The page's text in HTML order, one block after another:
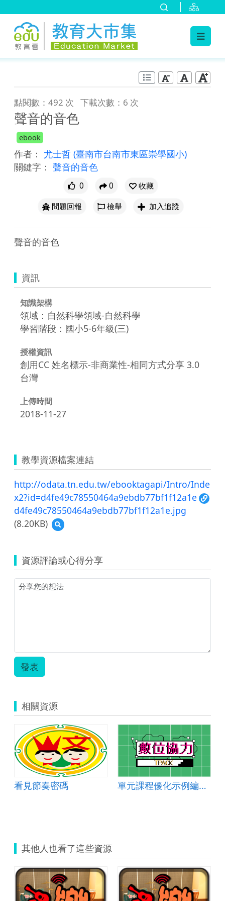
點閱數：492 次 下載次數：6 次
聲音的音色
ebook
作者： 尤士哲 (臺南市台南市東區崇學國小)
關鍵字： 聲音的音色
0 0
收藏
問題回報
檢舉 加入追蹤
資訊
知識架構
領域：自然科學領域-自然科學
學習階段：國小5-6年級(三)
授權資訊
創用CC 姓名標示-非商業性-相同方式分享 3.0
台灣
上傳時間
2018-11-27
教學資源檔案連結
http://odata.tn.edu.tw/ebooktagapi/Intro/Inde
x2?id=d4fe49c78550464a9ebdb77bf1f12a1e
d4fe49c78550464a9ebdb77bf1f12a1e.jpg
(8.20KB)
預
覽
資源評論或心得分享
發表
相關資源
看見節奏密碼 單元課程優化示例編號：國小音樂 2024-001
其他人也看了這些資源